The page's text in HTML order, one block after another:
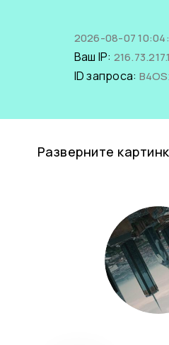
2026-08-07
Ваш IP:
ID запроса:
Разверните